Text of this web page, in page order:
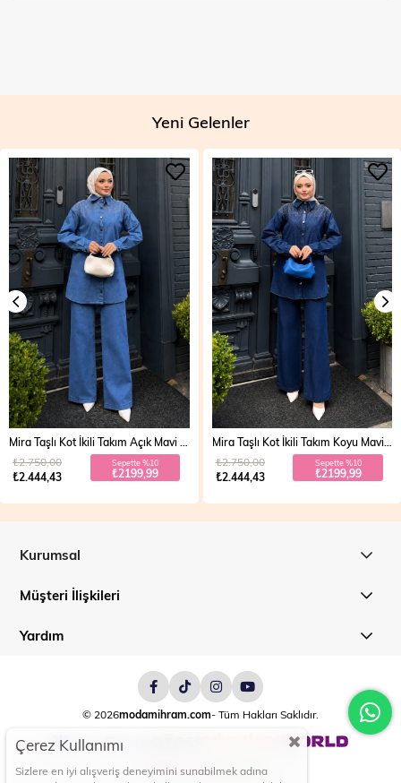
Yeni Gelenler
₺2.444,43
₺2.750,00 Sepette %10
₺2199,99
Vera Fermuarlı Denim Takım Açık Mavi 19298
₺2.499,99
₺2.700,00 Sepette %20
₺1999,99
Kurumsal
Müşteri İlişkileri
Yardım
© 2026modamihram.com- Tüm Hakları Saklıdır.
Çerez Kullanımı
Sizlere en iyi alışveriş deneyimini sunabilmek adına